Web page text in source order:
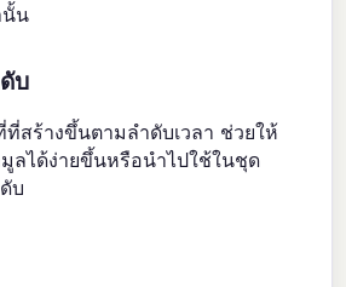
นั้น
บ
ที่สร้างขึ้นตามลำดับเวลา ช่วยให้
ลได้ง่ายขึ้นหรือนำไปใช้ในชุด
บ